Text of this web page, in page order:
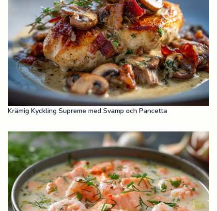
Krämig Kyckling Supreme med Svamp och Pancetta